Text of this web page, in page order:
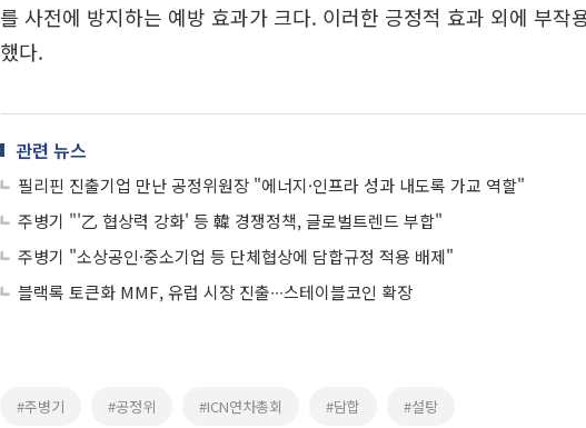
를 사전에 방지하는 예방 효과가 크다. 이러한 긍정적 효과 외에 부작
했다.
관련 뉴스
필리핀 진출기업 만난 공정위원장 "에너지·인프라 성과 내도록 가교 역할"
주병기 "'乙 협상력 강화' 등 韓 경쟁정책, 글로벌트렌드 부합"
주병기 "소상공인·중소기업 등 단체협상에 담합규정 적용 배제"
블랙록 토큰화 MMF, 유럽 시장 진출∙∙∙스테이블코인 확장
#주병기 #공정위 #ICN연차총회 #담합 #설탕